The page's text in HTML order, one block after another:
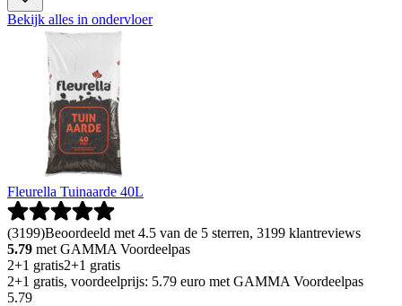
Bekijk alles in ondervloer
Fleurella Tuinaarde 40L
(3199)Beoordeeld met 4.5 van de 5 sterren, 3199 klantreviews
5.79 met GAMMA Voordeelpas
2+1 gratis2+1 gratis
2+1 gratis, voordeelprijs: 5.79 euro met GAMMA Voordeelpas
5.79